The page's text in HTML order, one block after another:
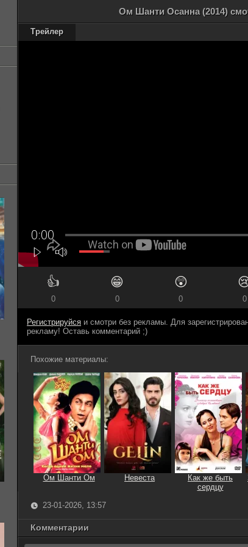
Ом Шанти Осанна (2014)
Трейлер
👍
0
😁
0
😲
0 0
Регистрируйся и смотри без рекламы. Для
рекламу! Оставь комментарий ;)
Похожие материалы:
Ом Шанти Ом Невеста
Как же быть
сердцу
23-01-2026, 13:57
Комментарии